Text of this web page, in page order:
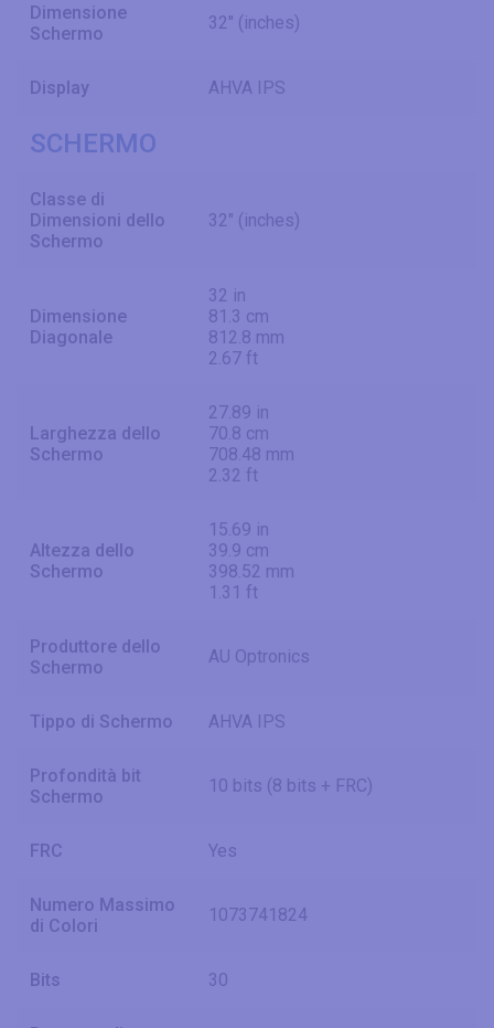
Dimensione
Schermo
32" (inches)
Display AHVA IPS
SCHERMO
Classe di
Dimensioni dello
Schermo
32" (inches)
Dimensione
Diagonale
32 in
81.3 cm
812.8 mm
2.67 ft
Larghezza dello
Schermo
27.89 in
70.8 cm
708.48 mm
2.32 ft
Altezza dello
Schermo
15.69 in
39.9 cm
398.52 mm
1.31 ft
Produttore dello
Schermo
AU Optronics
Tippo di Schermo AHVA IPS
Profondità bit
Schermo
10 bits (8 bits + FRC)
FRC Yes
Numero Massimo
di Colori
1073741824
Bits 30